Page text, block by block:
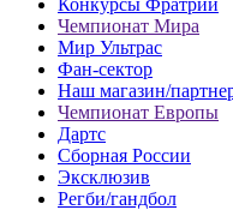
Чемпионат Мира
Мир Ультрас
Фан-cектор
Наш магазин/
Чемпионат Европы
Дартс
Сборная России
Эксклюзив
Регби/гандбол